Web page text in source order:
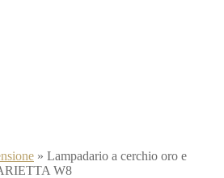
» Lampadario a cerchio oro e
W8